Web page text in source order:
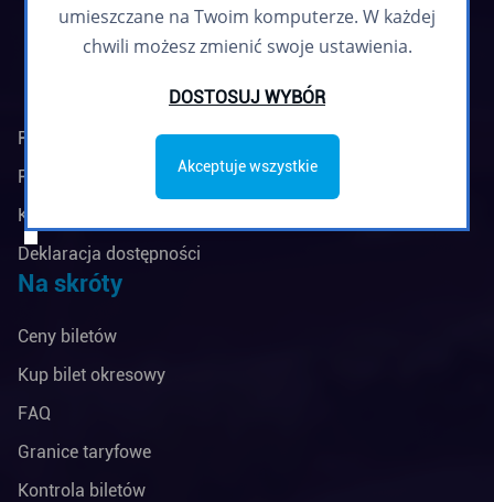
Regulamin biuletynu
Polityka prywatności
Klauzule informacyjne
Deklaracja dostępności
Na skróty
Ceny biletów
Kup bilet okresowy
FAQ
Granice taryfowe
Kontrola biletów
umieszczane na Twoim komputerze. W każdej
chwili możesz zmienić swoje ustawienia.
DOSTOSUJ WYBÓR
Akceptuje wszystkie